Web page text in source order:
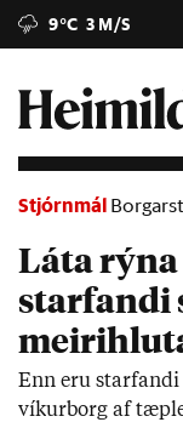
9°C 3 M/S
Stjórnmál
Láta
starfandi
Enn eru
vík­ur­borg af